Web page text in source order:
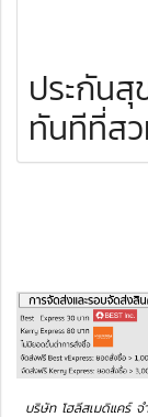
ประกัน
ทันทีที่ส
บริษัท โฮลีสเมดิแคร์